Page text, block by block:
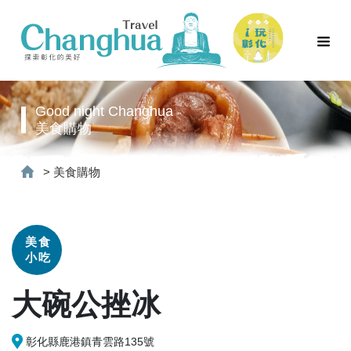
Good night Changhua
美食購物
> 美食購物
美食
小吃
大碗公挫冰
彰化縣鹿港鎮青雲路135號